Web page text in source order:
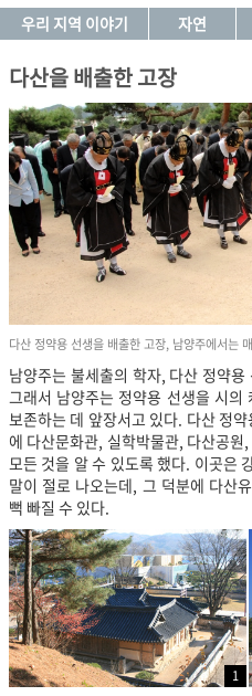
우리 지역 이야기 자연
다산을 배출한 고장
다산 정약용 선생을 배출한 고장, 남양주에서는
남양주는 불세출의 학자, 다산 정약
그래서 남양주는 정약용 선생을 시
보존하는 데 앞장서고 있다. 다산 정
에 다산문화관, 실학박물관, 다산공
모든 것을 알 수 있도록 했다. 이곳은
말이 절로 나오는데, 그 덕분에 다산
뻑 빠질 수 있다.
1